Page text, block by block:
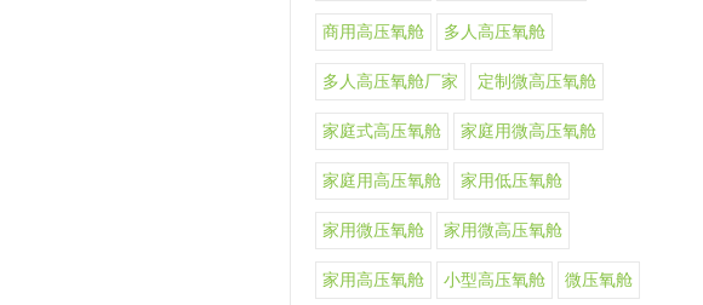
商用高压氧舱 多人高压氧舱
多人高压氧舱厂家 定制微高压氧舱
家庭式高压氧舱 家庭用微高压氧舱
家庭用高压氧舱 家用低压氧舱
家用微压氧舱 家用微高压氧舱
家用高压氧舱 小型高压氧舱 微压氧舱